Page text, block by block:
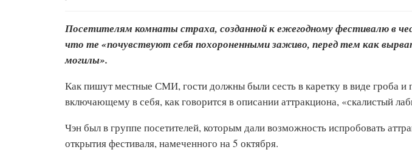
Посетителям комнаты страха, созданной к ежегодному фестивалю в
что те «почувствуют себя похороненными заживо, перед тем как
могилы».
Как пишут местные СМИ, гости должны были сесть в каретку в виде гроба и
включающему в себя, как говорится в описании аттракциона, «скалистый
Чэн был в группе посетителей, которым дали возможность испробовать
открытия фестиваля, намеченного на 5 октября.